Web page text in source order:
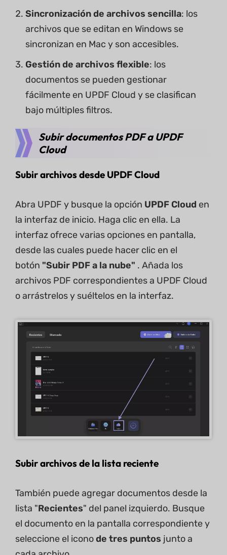
Sincronización de archivos sencilla: los
archivos que se editan en Windows se
sincronizan en Mac y son accesibles.
Gestión de archivos flexible: los
documentos se pueden gestionar
fácilmente en UPDF Cloud y se clasifican
bajo múltiples filtros.
Subir documentos PDF a UPDF
Cloud
Subir archivos desde UPDF Cloud
Abra UPDF y busque la opción UPDF Cloud en
la interfaz de inicio. Haga clic en ella. La
interfaz ofrece varias opciones en pantalla,
desde las cuales puede hacer clic en el
botón "Subir PDF a la nube" . Añada los
archivos PDF correspondientes a UPDF Cloud
o arrástrelos y suéltelos en la interfaz.
Subir archivos de la lista reciente
También puede agregar documentos desde la
lista "Recientes" del panel izquierdo. Busque
el documento en la pantalla correspondiente y
seleccione el iconode tres puntos junto a